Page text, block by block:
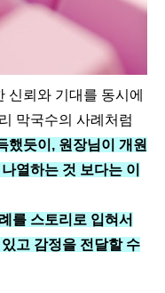
신뢰와 기대를 동시에
막국수의 사례처럼
했듯이, 원장님이 개원
열하는 것 보다는 이
를 스토리로 입혀서
고 감정을 전달할 수